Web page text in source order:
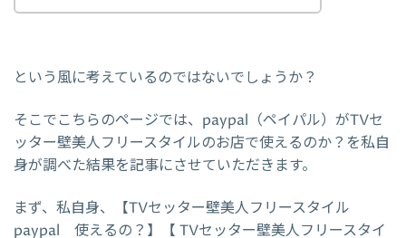
という風に考えているのではないでしょうか？
そこでこちらのページでは、paypal（ペイパル）がTVセ
ッター壁美人フリースタイルのお店で使えるのか？を私自
身が調べた結果を記事にさせていただきます。
まず、私自身、【TVセッター壁美人フリースタイル
paypal 使えるの？】【 TVセッター壁美人フリースタイ